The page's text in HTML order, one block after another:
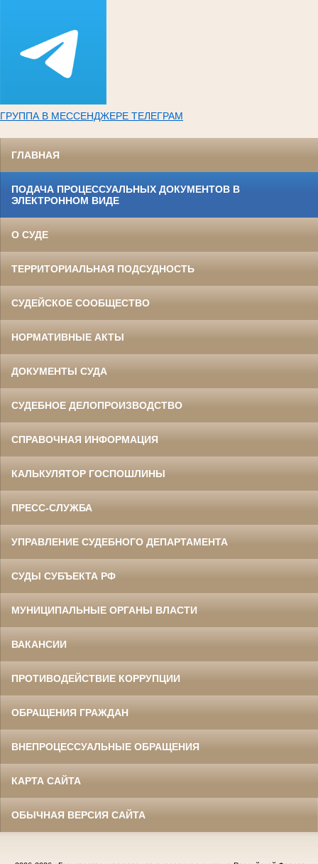
ГРУППА В МЕССЕНДЖЕРЕ ТЕЛЕГРАМ
ГЛАВНАЯ
ПОДАЧА ПРОЦЕССУАЛЬНЫХ ДОКУМЕНТОВ В
ЭЛЕКТРОННОМ ВИДЕ
О СУДЕ
ТЕРРИТОРИАЛЬНАЯ ПОДСУДНОСТЬ
СУДЕЙСКОЕ СООБЩЕСТВО
НОРМАТИВНЫЕ АКТЫ
ДОКУМЕНТЫ СУДА
СУДЕБНОЕ ДЕЛОПРОИЗВОДСТВО
СПРАВОЧНАЯ ИНФОРМАЦИЯ
КАЛЬКУЛЯТОР ГОСПОШЛИНЫ
ПРЕСС-СЛУЖБА
УПРАВЛЕНИЕ СУДЕБНОГО ДЕПАРТАМЕНТА
СУДЫ СУБЪЕКТА РФ
МУНИЦИПАЛЬНЫЕ ОРГАНЫ ВЛАСТИ
ВАКАНСИИ
ПРОТИВОДЕЙСТВИЕ КОРРУПЦИИ
ОБРАЩЕНИЯ ГРАЖДАН
ВНЕПРОЦЕССУАЛЬНЫЕ ОБРАЩЕНИЯ
КАРТА САЙТА
ОБЫЧНАЯ ВЕРСИЯ САЙТА